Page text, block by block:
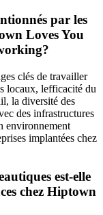
par les
Loves You
clés de travailler
locaux, lefficacité du
la diversité des
des infrastructures
environnement
implantées chez
est-elle
chez Hiptown